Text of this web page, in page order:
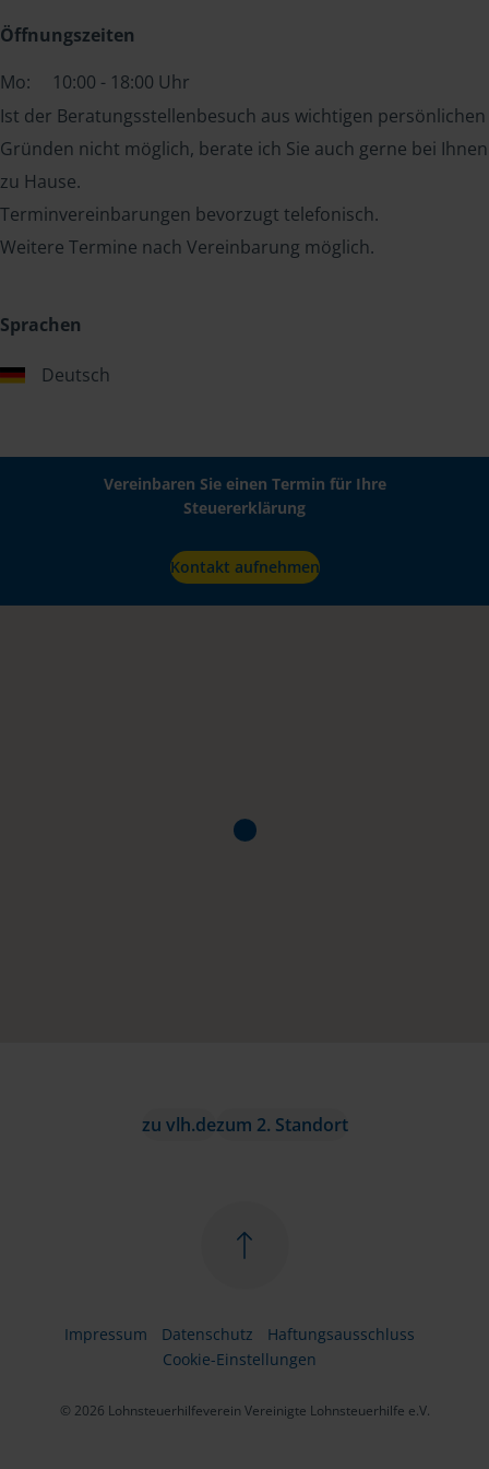
Öffnungszeiten
Mo:
10:00 - 18:00 Uhr
Ist der Beratungsstellenbesuch aus wichtigen persönlichen
Gründen nicht möglich, berate ich Sie auch gerne bei Ihnen
zu Hause.
Terminvereinbarungen bevorzugt telefonisch.
Weitere Termine nach Vereinbarung möglich.
Sprachen
Deutsch
Vereinbaren Sie einen Termin für Ihre
Steuererklärung
Kontakt aufnehmen
zu vlh.dezum 2. Standort
Impressum Datenschutz
Haftungsausschluss
Cookie-Einstellungen
© 2026 Lohnsteuerhilfeverein Vereinigte Lohnsteuerhilfe e.V.